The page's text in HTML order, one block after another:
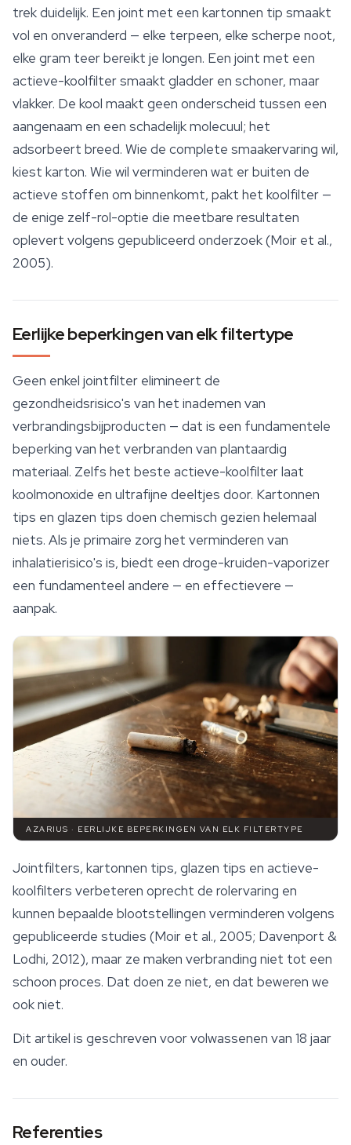
trek duidelijk. Een joint met een kartonnen tip smaakt
vol en onveranderd — elke terpeen, elke scherpe noot,
elke gram teer bereikt je longen. Een joint met een
actieve-koolfilter smaakt gladder en schoner, maar
vlakker. De kool maakt geen onderscheid tussen een
aangenaam en een schadelijk molecuul; het
adsorbeert breed. Wie de complete smaakervaring wil,
kiest karton. Wie wil verminderen wat er buiten de
actieve stoffen om binnenkomt, pakt het koolfilter —
de enige zelf-rol-optie die meetbare resultaten
oplevert volgens gepubliceerd onderzoek (Moir et al.,
2005).
Eerlijke beperkingen van elk filtertype
Geen enkel jointfilter elimineert de
gezondheidsrisico's van het inademen van
verbrandingsbijproducten — dat is een fundamentele
beperking van het verbranden van plantaardig
materiaal. Zelfs het beste actieve-koolfilter laat
koolmonoxide en ultrafijne deeltjes door. Kartonnen
tips en glazen tips doen chemisch gezien helemaal
niets. Als je primaire zorg het verminderen van
inhalatierisico's is, biedt een droge-kruiden-vaporizer
een fundamenteel andere — en effectievere —
aanpak.
AZARIUS · EERLIJKE BEPERKINGEN VAN ELK FILTERTYPE
Jointfilters, kartonnen tips, glazen tips en actieve-
koolfilters verbeteren oprecht de rolervaring en
kunnen bepaalde blootstellingen verminderen volgens
gepubliceerde studies (Moir et al., 2005; Davenport &
Lodhi, 2012), maar ze maken verbranding niet tot een
schoon proces. Dat doen ze niet, en dat beweren we
ook niet.
Dit artikel is geschreven voor volwassenen van 18 jaar
en ouder.
Referenties